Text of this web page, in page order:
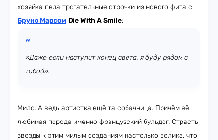
хозяйка пела трогательные строчки из нового фита с
Бруно Марсом Die With A Smile:
«Даже если наступит конец света, я буду рядом с
тобой».
Мило. А ведь артистка ещё та собачница. Причём её
любимая порода именно французский бульдог. Страсть
звезды к этим милым созданиям настолько велика, что